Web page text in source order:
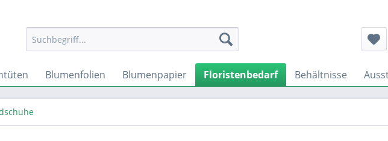
Blumenfolien Blumenpapier Floristenbedarf Behältnisse